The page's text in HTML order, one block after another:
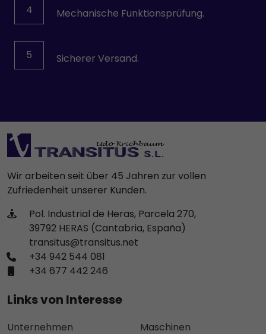
4 Mechanische Funktionsprüfung.
5 Sicherer Versand.
Wir arbeiten seit über 45 Jahren zur vollen
Zufriedenheit unserer Kunden.
Pol. Industrial de Heras, Parcela 270,
39792 HERAS (Cantabria, España)
transitus@transitus.net
+34 942 544 081
+34 677 442 246
Links von Interesse
Unternehmen Maschinen